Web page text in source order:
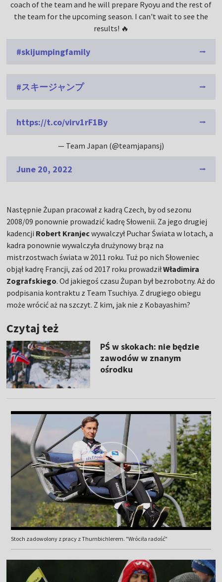
coach of the team and he will prepare Ryoyu and the rest of
the team for the upcoming season. I can't wait to see the
results! 🔥
#skijumpingfamily
#スキージャンプ
https://t.co/virv1rF1By
— Team Japan (@teamjapansj)
June 20, 2022
Następnie Żupan pracował z kadrą Czech, by od sezonu
2008/09 ponownie prowadzić kadrę Słowenii. Za jego drugiej
kadencji Robert Kranjecwywalczył Puchar Świata w lotach, a
kadra ponownie wywalczyła drużynowy brąz na
mistrzostwach świata w 2011 roku. Tuż po nich Słoweniec
objął kadrę Francji, zaś od 2017 roku prowadziłWładimira
Zografskiego. Od jakiegoś czasu Żupan był bezrobotny. Aż do
podpisania kontraktu z Team Tsuchiya. Z drugiego obiegu
może wrócić aż na szczyt. Z kim, jak nie z Kobayashim?
Czytaj też
PŚ w skokach: nie będzie
zawodów w znanym
ośrodku
Stoch zadowolony z pracy z Thurnbichlerem. "Wróciła radość"